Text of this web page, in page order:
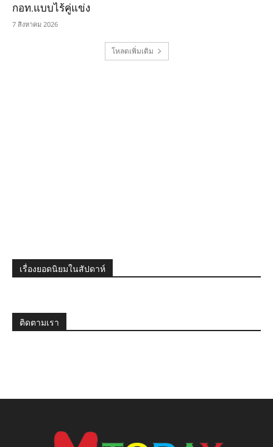
กอท.แบบไร้คู่แข่ง
7 สิงหาคม 2026
โหลดเพิ่มเติม
เรื่องยอดนิยมในสัปดาห์
ติดตามเรา